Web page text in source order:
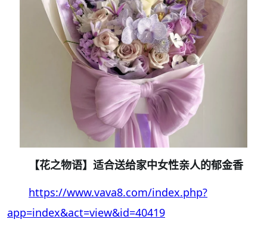
【花之物语】适合送给家中女性亲人的郁金香
https://www.vava8.com/index.php?
app=index&act=view&id=40419